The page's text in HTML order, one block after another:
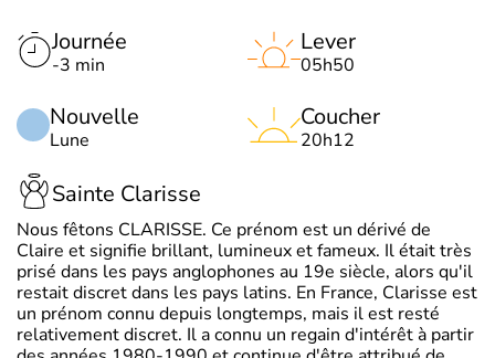
Journée
-3 min
Nouvelle
Lune
Lever
05h50
Coucher
20h12
Sainte Clarisse
Nous fêtons CLARISSE. Ce prénom est un dérivé de
Claire et signifie brillant, lumineux et fameux. Il était très
prisé dans les pays anglophones au 19e siècle, alors qu'il
restait discret dans les pays latins. En France, Clarisse est
un prénom connu depuis longtemps, mais il est resté
relativement discret. Il a connu un regain d'intérêt à partir